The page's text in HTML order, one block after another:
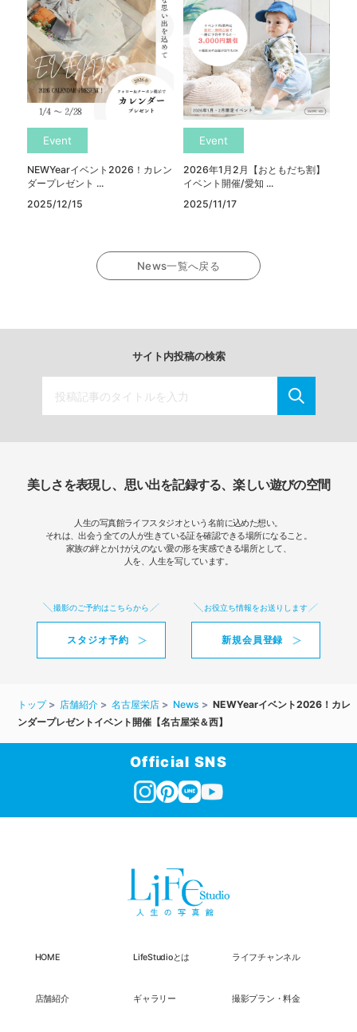
Event
NEWYearイベント2026！カレン
ダープレゼント ...
2025/12/15
Event
2026年1月2月【おともだち割】
イベント開催/愛知 ...
2025/11/17
News一覧へ戻る
サイト内投稿の検索
美しさを表現し、思い出を記録する、楽しい遊びの空間
人生の写真館ライフスタジオという名前に込めた想い。
それは、出会う全ての人が生きている証を確認できる場所になること。
家族の絆とかけがえのない愛の形を実感できる場所として、
人を、人生を写しています。
撮影のご予約はこちらから
スタジオ予約
お役立ち情報をお送りします
新規会員登録
トップ 店舗紹介 名古屋栄店 News
NEWYearイベント2026！カレ
ンダープレゼントイベント開催【名古屋栄＆西】
Official SNS
HOME LifeStudioとは ライフチャンネル
店舗紹介 ギャラリー 撮影プラン・料金